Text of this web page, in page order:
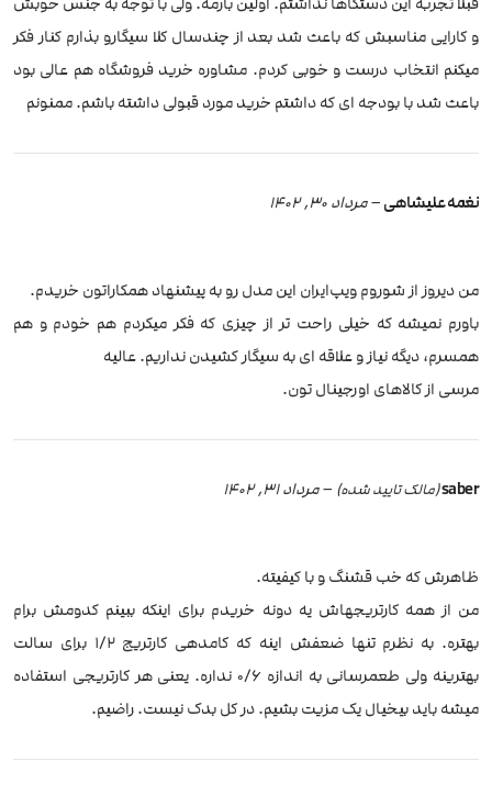
و کارایی مناسبش که باعث شد بعد از چندسال کلا سیگارو بذارم کنار فکر
میکنم انتخاب درست و خوبی کردم. مشاوره خرید فروشگاه هم عالی بود
باعث شد با بودجه ای که داشتم خرید مورد قبولی داشته باشم. ممنونم
نغمه علیشاهی–مرداد 30, 1402
من دیروز از شوروم‌ ویپ‌ایران این مدل رو به پیشنهاد همکاراتون خریدم.
باورم نمیشه که خیلی راحت تر از چیزی که فکر میکردم هم خودم و هم
همسرم، دیگه نیاز و علاقه ای به سیگار کشیدن نداریم. عالیه
مرسی از کالاهای اورجینال تون.
saber(مالک تایید شده) –مرداد 31, 1402
ظاهرش که خب قشنگ و با کیفیته.
من از همه کارتریجهاش یه دونه خریدم برای اینکه ببینم کدومش برام
بهتره. به نظرم تنها ضعفش اینه که کامدهی کارتریج 1/2 برای سالت
بهترینه ولی طعمرسانی به اندازه 0/6 نداره. یعنی هر کارتریجی استفاده
میشه باید بیخیال یک مزیت بشیم. در کل بدک نیست. راضیم.